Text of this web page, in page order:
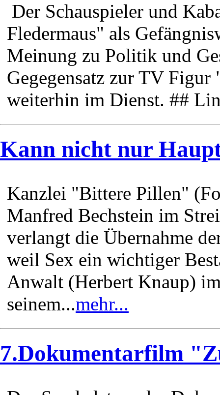
Der Schauspieler und
Fledermaus" als
Meinung zu Politik und
Gegegensatz zur TV
weiterhin im Dienst. ##
Kann nicht nur
Kanzlei "Bittere Pillen"
Manfred Bechstein im
verlangt die Übernahme
weil Sex ein wichtiger
Anwalt (Herbert Knaup)
seinem...mehr...
7.Dokumentarfilm